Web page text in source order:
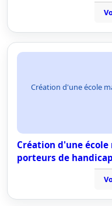
Création d'une école
Création d'une
porteurs de